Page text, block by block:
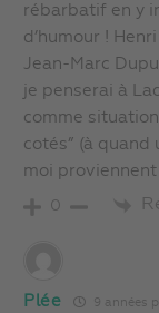
rébarbatif en y
d’humour !
Jean-Marc
je penserai à
comme
cotés” (à quand
moi proviennent
0
Plée 9 années